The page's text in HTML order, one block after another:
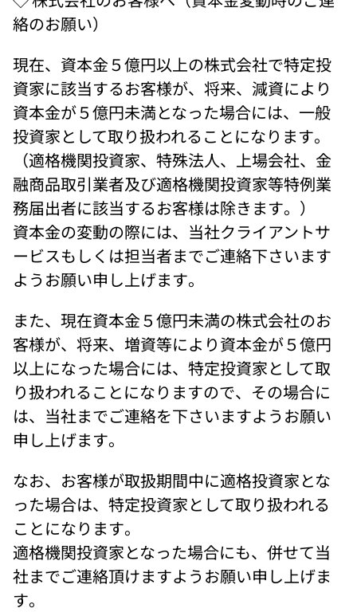
絡のお願い）
現在、資本金５億円以上の株式会社で特定投
資家に該当するお客様が、将来、減資により
資本金が５億円未満となった場合には、一般
投資家として取り扱われることになります。
（適格機関投資家、特殊法人、上場会社、金
融商品取引業者及び適格機関投資家等特例業
務届出者に該当するお客様は除きます。）
資本金の変動の際には、当社クライアントサ
ービスもしくは担当者までご連絡下さいます
ようお願い申し上げます。
また、現在資本金５億円未満の株式会社のお
客様が、将来、増資等により資本金が５億円
以上になった場合には、特定投資家として取
り扱われることになりますので、その場合に
は、当社までご連絡を下さいますようお願い
申し上げます。
なお、お客様が取扱期間中に適格投資家とな
った場合は、特定投資家として取り扱われる
ことになります。
適格機関投資家となった場合にも、併せて当
社までご連絡頂けますようお願い申し上げま
す。